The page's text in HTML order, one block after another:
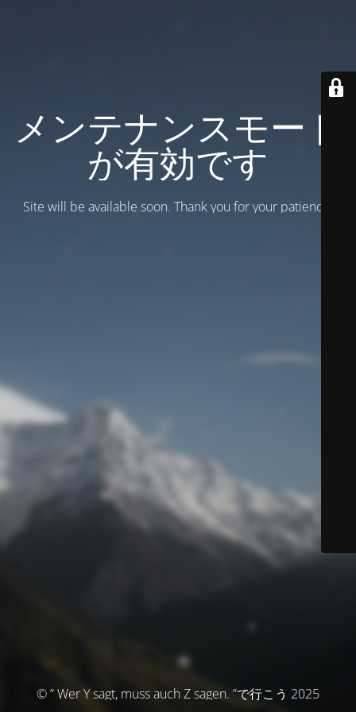
メンテナンスモード
が有効です
Site will be available soon. Thank you for your patience!
© ” Wer Y sagt, muss auch Z sagen. ”で行こう 2025